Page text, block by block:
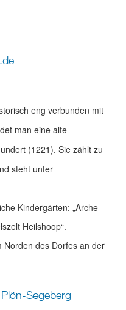
.de
eng verbunden mit
man eine alte
(1221). Sie zählt zu
steht unter
Kindergärten: „Arche
Heilshoop“.
Norden des Dorfes an der
Segeberg